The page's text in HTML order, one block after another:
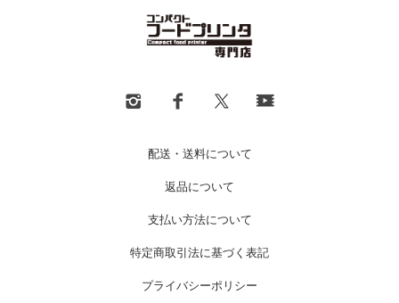
配送・送料について
返品について
支払い方法について
特定商取引法に基づく表記
プライバシーポリシー